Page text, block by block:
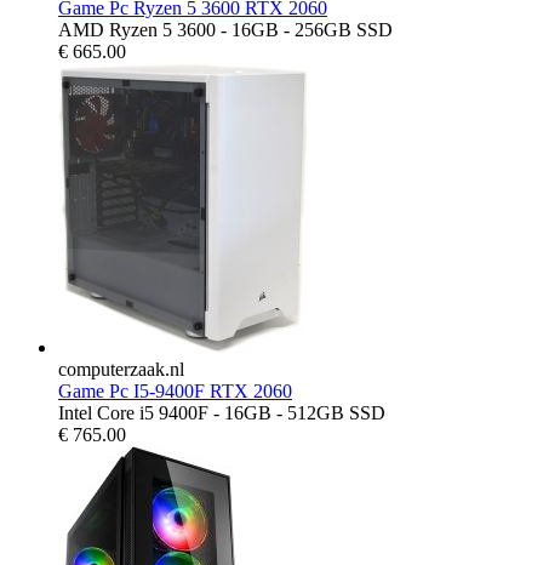
Game Pc Ryzen 5 3600 RTX 2060
AMD Ryzen 5 3600 - 16GB - 256GB SSD
€ 665.00
computerzaak.nl
Game Pc I5-9400F RTX 2060
Intel Core i5 9400F - 16GB - 512GB SSD
€ 765.00